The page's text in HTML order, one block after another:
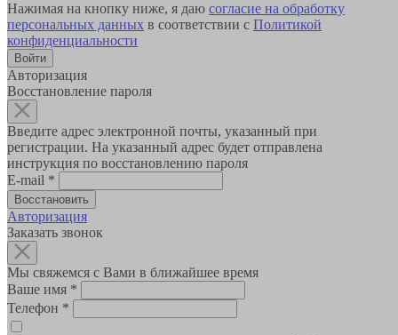
Нажимая на кнопку ниже, я даю согласие на обработку
персональных данных в соответствии с Политикой
конфиденциальности
Авторизация
Восстановление пароля
Введите адрес электронной почты, указанный при
регистрации. На указанный адрес будет отправлена
инструкция по восстановлению пароля
E-mail *
Авторизация
Заказать звонок
Мы свяжемся с Вами в ближайшее время
Ваше имя *
Телефон *